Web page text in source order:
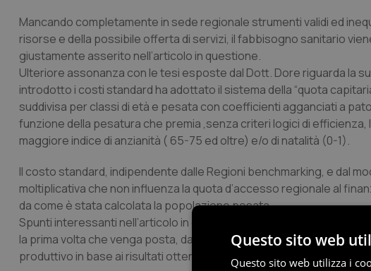
Mancando completamente in sede regionale strumenti validi ed
risorse e della possibile offerta di servizi, il fabbisogno sanitario
giustamente asserito nell’articolo in questione.
Ulteriore assonanza con le tesi esposte dal Dott. Dore riguarda la
introdotto i costi standard ha adottato il sistema della “quota
suddivisa per classi di età e pesata con coefficienti agganciati a
funzione della pesatura che premia ,senza criteri logici di
maggiore indice di anzianità ( 65-75 ed oltre) e/o di natalità (0-1).
Il costo standard, indipendente dalle Regioni benchmarking, e dal
moltiplicativa che non influenza la quota d’accesso regionale al
da come è stata calcolata la popolazione pesata.
Spunti interessanti nell’articolo in questione riguardano il
la prima volta che venga posta, da un autorevole esperto della
produttivo in base ai risultati ottenuti (ricavi o esiti).
Questo sito web
Questo sito web utilizza i